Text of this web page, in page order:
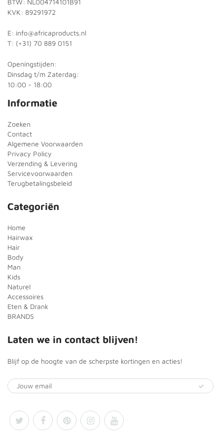
KVK: 89291972
E: info@africaproducts.nl
T: (+31) 70 889 0151
Openingstijden:
Dinsdag t/m Zaterdag:
10:00 - 18:00
Informatie
Zoeken
Contact
Algemene Voorwaarden
Privacy Policy
Verzending & Levering
Servicevoorwaarden
Terugbetalingsbeleid
Categoriën
Home
Hairwax
Hair
Body
Man
Kids
Naturel
Accessoires
Eten & Drank
BRANDS
Laten we in contact blijven!
Blijf op de hoogte van de scherpste kortingen en acties!